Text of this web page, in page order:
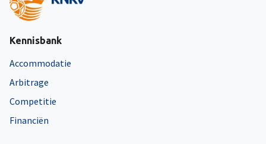
Kennisbank
Accommodatie
Arbitrage
Competitie
Financiën